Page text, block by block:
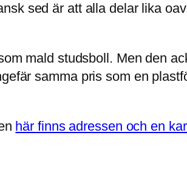
sed är att alla delar lika
mald studsboll. Men den
samma pris som en
här finns adressen och en